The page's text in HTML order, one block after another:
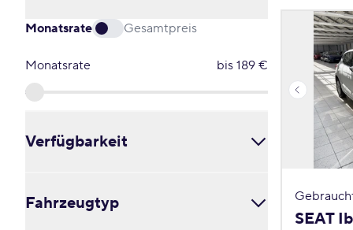
Monatsrate Gesamtpreis
Monatsrate bis 189 €
Verfügbarkeit
in 4 bis 8 Wochen
Fahrzeugtyp
SEAT